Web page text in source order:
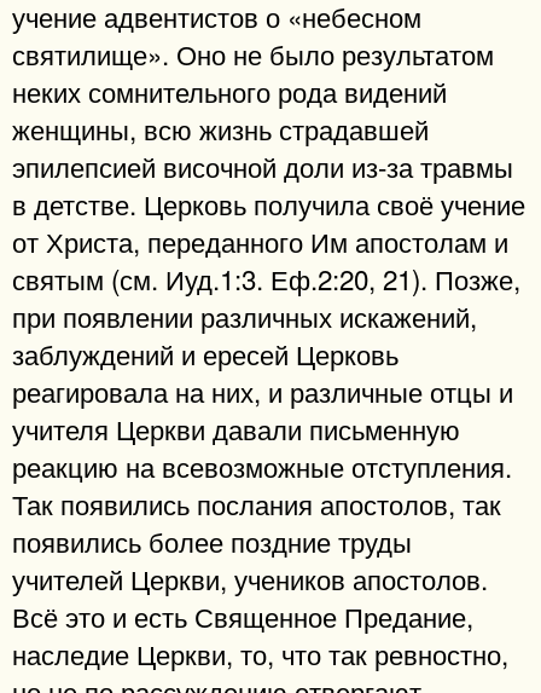
учение адвентистов о «небесном
святилище». Оно не было результатом
неких сомнительного рода видений
женщины, всю жизнь страдавшей
эпилепсией височной доли из-за травмы
в детстве. Церковь получила своё учение
от Христа, переданного Им апостолам и
святым (см. Иуд.1:3. Еф.2:20, 21). Позже,
при появлении различных искажений,
заблуждений и ересей Церковь
реагировала на них, и различные отцы и
учителя Церкви давали письменную
реакцию на всевозможные отступления.
Так появились послания апостолов, так
появились более поздние труды
учителей Церкви, учеников апостолов.
Всё это и есть Священное Предание,
наследие Церкви, то, что так ревностно,